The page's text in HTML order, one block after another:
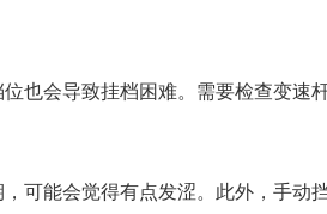
也会导致挂档困难。需要检查变速
可能会觉得有点发涩。此外，手动